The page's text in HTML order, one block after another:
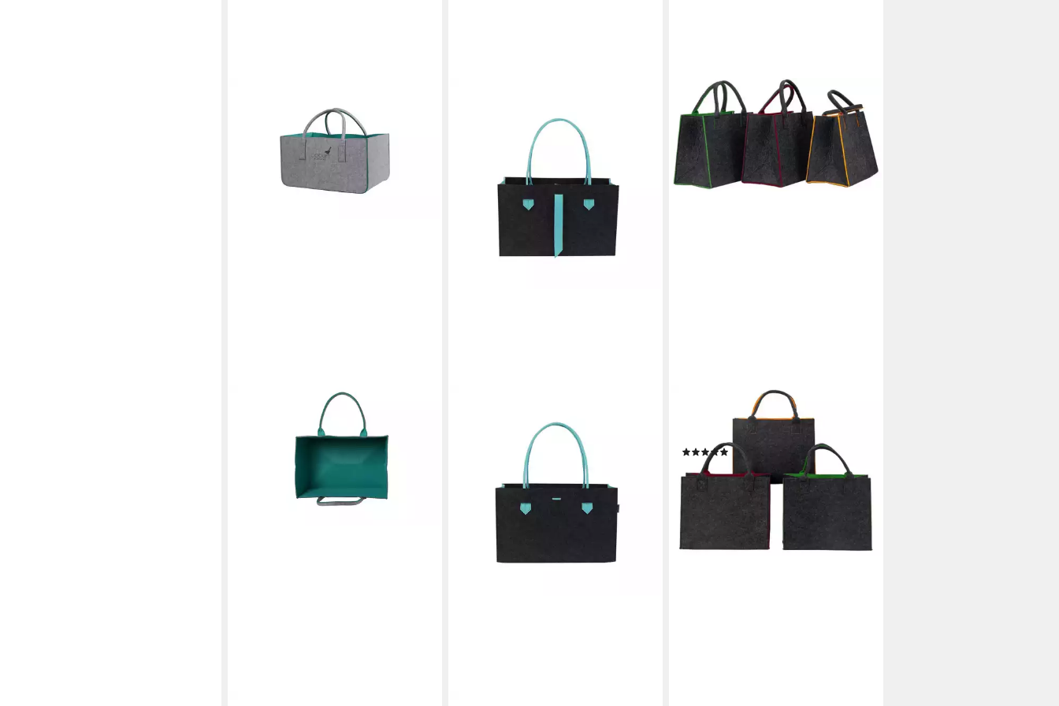
Shopper Zweifarbige Filztaschen im
3er-Set mit Farbakzenten (3-tlg)
(2)
39,99 € UVP
-33%
lieferbar - in 4-5 Werktagen bei dir